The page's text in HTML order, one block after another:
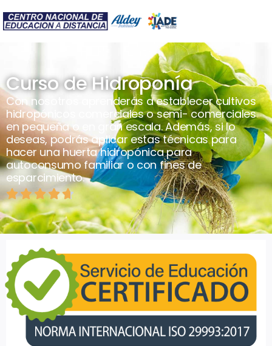
Curso de Hidroponía
Con nosotros aprenderás a establecer cultivos
hidropónicos comerciales o semi- comerciales
en pequeña o en gran escala. Además, si lo
deseas, podrás aplicar estas técnicas para
hacer una huerta hidropónica para
autoconsumo familiar o con fines de
esparcimiento.
  